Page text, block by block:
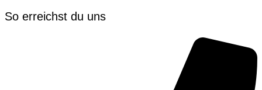
So erreichst du uns